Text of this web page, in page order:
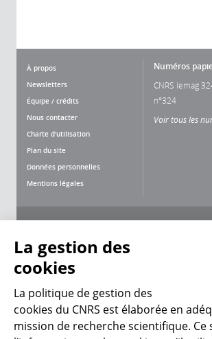
À propos
Newsletters
Équipe / crédits
Nous contacter
Charte d'utilisation
Plan du site
Données personnelles
Mentions légales
Numéros
CNRS lemag
n°324
Voir tous les
CNRS Le Mag
La gestion des
cookies
La politique de gestion des
cookies du CNRS est élaborée en
mission de recherche scientifique. Ce